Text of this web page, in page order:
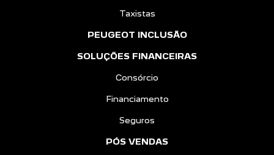
Taxistas
PEUGEOT INCLUSÃO
SOLUÇÕES FINANCEIRAS
Consórcio
Financiamento
Seguros
PÓS VENDAS